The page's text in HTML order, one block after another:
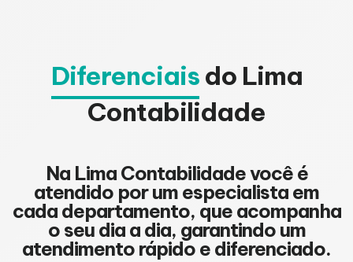
Diferenciaisdo Lima
Contabilidade
Na Lima Contabilidade você é
atendido por um especialista em
cada departamento, que acompanha
o seu dia a dia, garantindo um
atendimento rápido e diferenciado.